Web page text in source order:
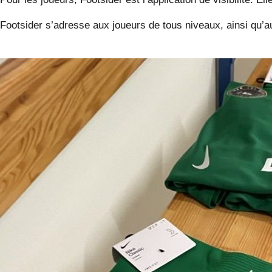
Footsider s’adresse aux joueurs de tous niveaux, ainsi